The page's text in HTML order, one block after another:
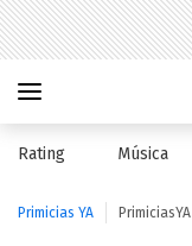
Rating Música
Primicias YA PrimiciasYA